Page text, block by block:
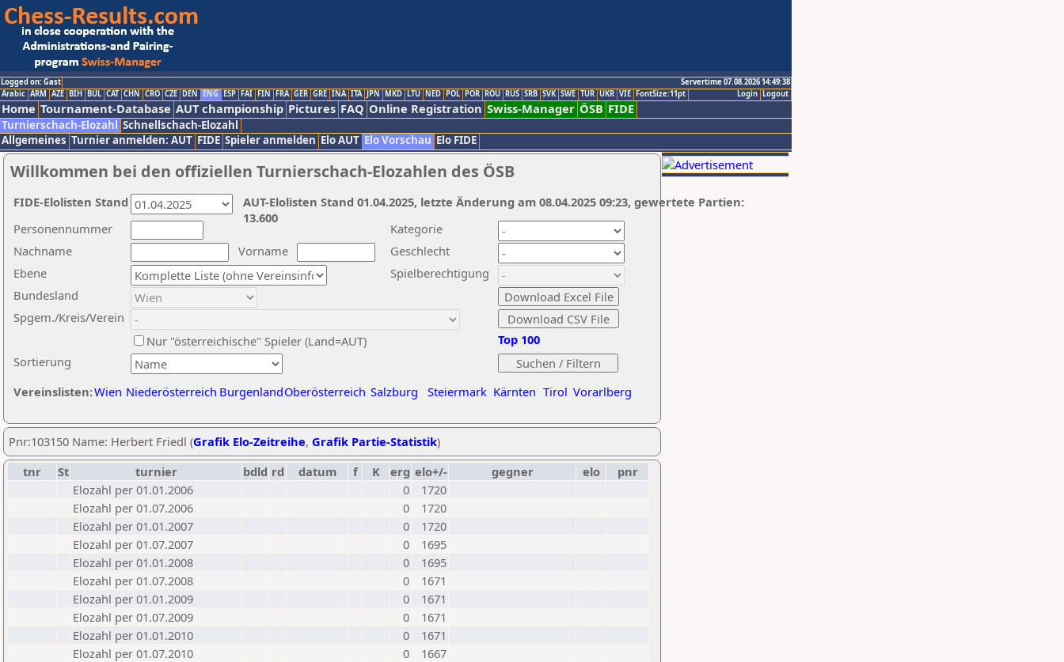
Logged on: Gast
Servertime 07.08.2026 14:49:38
Logout
Login
Arabic ARM AZE BIH BUL CAT CHN CRO CZE DEN ENG ESP FAI FIN FRA GER GRE INA ITA JPN MKD LTU NED POL POR ROU RUS SRB SVK SWE TUR UKR VIE FontSize:11pt
Home Tournament-Database AUT championship Pictures FAQ Online Registration Swiss-Manager ÖSB FIDE
Turnierschach-Elozahl Schnellschach-Elozahl
Allgemeines Turnier anmelden: AUT FIDE Spieler anmelden Elo AUT Elo Vorschau Elo FIDE
Willkommen bei den offiziellen Turnierschach-Elozahlen des ÖSB
Nachname
Vorname
Ebene
Kategorie
Sortierung
Personennummer
Bundesland
Spgem./Kreis/Verein
Geschlecht
Nur "österreichische" Spieler (Land=AUT)
Spielberechtigung
Vereinslisten:Wien Niederösterreich BurgenlandOberösterreich Salzburg Steiermark Kärnten Tirol Vorarlberg
Top 100
AUT-Elolisten Stand 01.04.2025, letzte Änderung am 08.04.2025 09:23, gewertete Partien:
13.600
FIDE-Elolisten Stand
Pnr:103150 Name: Herbert Friedl (Grafik Elo-Zeitreihe, Grafik Partie-Statistik)
tnr
St turnier bdld rd datum f K erg elo+/- gegner elo
pnr
Elozahl per 01.01.2006
0
1720
Elozahl per 01.07.2006
0
1720
Elozahl per 01.01.2007
0
1720
Elozahl per 01.07.2007
0
1695
Elozahl per 01.01.2008
0
1695
Elozahl per 01.07.2008
0
1671
Elozahl per 01.01.2009
0
1671
Elozahl per 01.07.2009
0
1671
Elozahl per 01.01.2010
0
1671
Elozahl per 01.07.2010
0
1667